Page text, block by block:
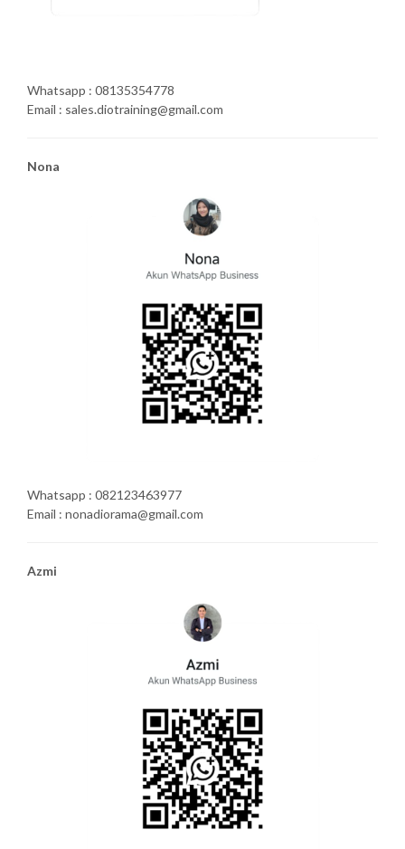
Whatsapp : 08135354778
Email : sales.diotraining@gmail.com
Nona
Whatsapp : 082123463977
Email : nonadiorama@gmail.com
Azmi